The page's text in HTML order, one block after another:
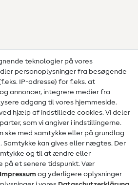
af operatør
teknologier på vores
personoplysninger fra besøgende
IP-adresse) for f.eks. at
annoncer, integrere medier fra
adgang til vores hjemmeside.
hjælp af indstillede cookies. Vi deler
som vi angiver i indstillingerne.
ske med samtykke eller på grundlag
Samtykke kan gives eller nægtes. Der
og til at ændre eller
på et senere tidspunkt. Vær
Impressum og yderligere oplysninger